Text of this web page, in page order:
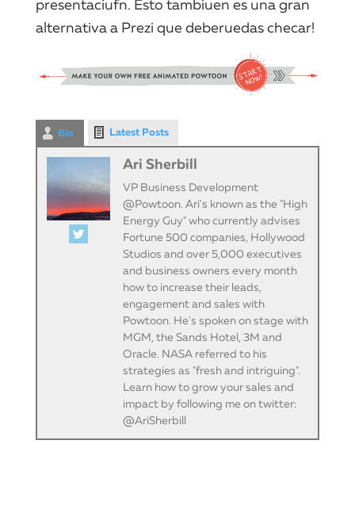
presentaciufn. Esto tambiuen es una gran
alternativa a Prezi que deberuedas checar!
Bio Latest Posts
Ari Sherbill
VP Business Development
@Powtoon. Ari's known as the "High
Energy Guy" who currently advises
Fortune 500 companies, Hollywood
Studios and over 5,000 executives
and business owners every month
how to increase their leads,
engagement and sales with
Powtoon. He's spoken on stage with
MGM, the Sands Hotel, 3M and
Oracle. NASA referred to his
strategies as "fresh and intriguing".
Learn how to grow your sales and
impact by following me on twitter:
@AriSherbill